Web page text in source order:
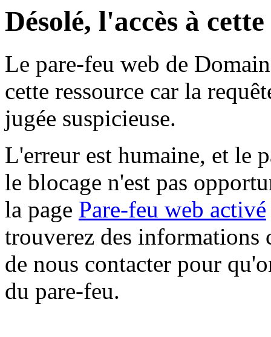
Désolé, l'accès à
Le pare-feu web de
cette ressource car la
jugée suspicieuse.
L'erreur est humaine, et le
le blocage n'est pas
la page Pare-feu web activé
trouverez des informations
de nous contacter pour
du pare-feu.